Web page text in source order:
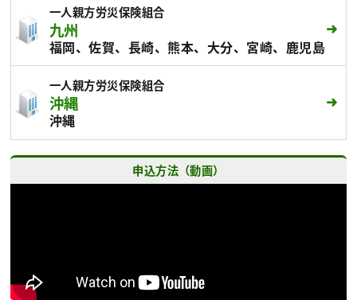
一人親方労災保険組合
九州
福岡、佐賀、長崎、熊本、大分、宮崎、鹿児島
一人親方労災保険組合
沖縄
沖縄
申込方法（動画）